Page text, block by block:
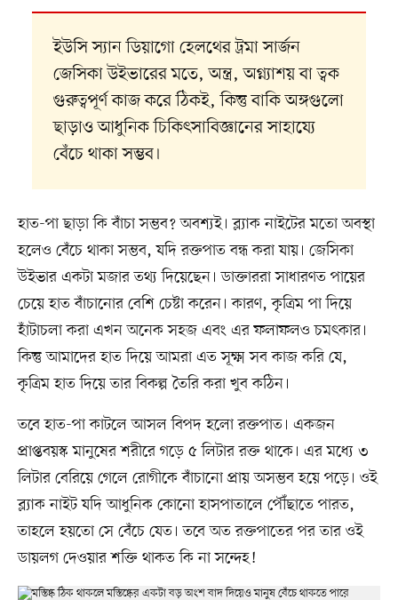
ইউসি স্যান ডিয়াগো হেলথের ট্রমা সার্জন
জেসিকা উইভারের মতে, অন্ত্র, অগ্ন্যাশয় বা ত্বক
গুরুত্বপূর্ণ কাজ করে ঠিকই, কিন্তু বাকি অঙ্গগুলো
ছাড়াও আধুনিক চিকিৎসাবিজ্ঞানের সাহায্যে
বেঁচে থাকা সম্ভব।
হাত-পা ছাড়া কি বাঁচা সম্ভব? অবশ্যই। ব্ল্যাক নাইটের মতো অবস্থা
হলেও বেঁচে থাকা সম্ভব, যদি রক্তপাত বন্ধ করা যায়। জেসিকা
উইভার একটা মজার তথ্য দিয়েছেন। ডাক্তাররা সাধারণত পায়ের
চেয়ে হাত বাঁচানোর বেশি চেষ্টা করেন। কারণ, কৃত্রিম পা দিয়ে
হাঁটাচলা করা এখন অনেক সহজ এবং এর ফলাফলও চমৎকার।
কিন্তু আমাদের হাত দিয়ে আমরা এত সূক্ষ্ম সব কাজ করি যে,
কৃত্রিম হাত দিয়ে তার বিকল্প তৈরি করা খুব কঠিন।
তবে হাত-পা কাটলে আসল বিপদ হলো রক্তপাত। একজন
প্রাপ্তবয়স্ক মানুষের শরীরে গড়ে ৫ লিটার রক্ত থাকে। এর মধ্যে ৩
লিটার বেরিয়ে গেলে রোগীকে বাঁচানো প্রায় অসম্ভব হয়ে পড়ে। ওই
ব্ল্যাক নাইট যদি আধুনিক কোনো হাসপাতালে পৌঁছাতে পারত,
তাহলে হয়তো সে বেঁচে যেত। তবে অত রক্তপাতের পর তার ওই
ডায়লগ দেওয়ার শক্তি থাকত কি না সন্দেহ!